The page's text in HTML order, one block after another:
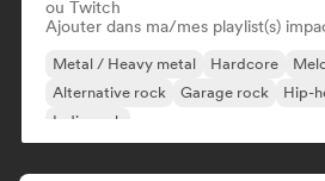
ou Twitch
Ajouter dans ma/mes playlist(s)
Metal / Heavy metal Hardcore
Alternative rock
Garage rock Hip-
Indie rock